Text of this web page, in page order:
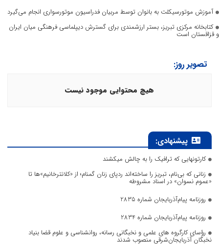
آموزش موتورسیکلت به بانوان توسط مربیان فدراسیون موتورسواری انجام می‌گیرد
کتابخانه مرکزی تبریز، بستر ارزشمندی برای گسترش دیپلماسی فرهنگی میان ایران
و قزاقستان است
تصویر روز:
هیچ محتوایی موجود نیست
پیشنهادی:
کارتونهایی که ترافیک را به چالش میکشند
زنانی که بی‌نام، تبریز را ساخته‌اند ردپای زنان گمنام؛ از «کلانترخانیم»ها تا
«عموم نسوان» در اسناد مشروطه
روزنامه پیام‌آذربایجان شماره 2835
روزنامه پیام‌آذربایجان شماره 2834
رؤسای کارگروه های علمی و نخبگانی رسانه، روانشناسی و علوم قضا بنیاد
نخبگان آذربایجان‌شرقی منصوب شدند